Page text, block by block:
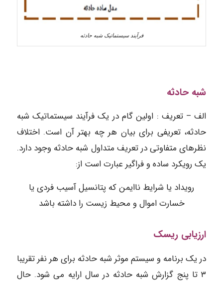
فرآیند سیستماتیک شبه حادثه
شبه حادثه
الف – تعریف : اولین گام در یک فرآیند سیستماتیک شبه
حادثه، تعریفی برای بیان هر چه بهتر آن است. اختلاف
نظرهای متفاوتی در تعریف متداول شبه حادثه وجود دارد.
یک رویکرد ساده و فراگیر عبارت است از:
رویداد یا شرایط ناایمن که پتانسیل آسیب فردی یا
خسارت اموال و محیط زیست را داشته باشد
ارزیابی ریسک
در یک برنامه و سیستم موثر شبه حادثه برای هر نفر تقریبا
۳ تا پنج گزارش شبه حادثه در سال ارایه می شود. حال